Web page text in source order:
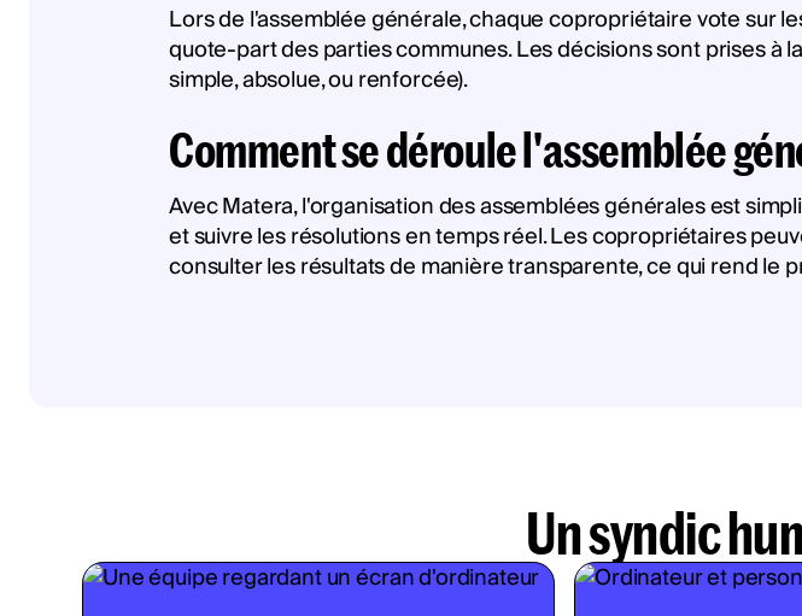
Lors de l'assemblée générale, chaque copropriétaire vote sur
quote-part des parties communes. Les décisions sont prises à
simple, absolue, ou renforcée).
Comment se déroule l'assemblée
Avec Matera, l'organisation des assemblées générales est
et suivre les résolutions en temps réel. Les copropriétaires
consulter les résultats de manière transparente, ce qui rend le
Un syndic